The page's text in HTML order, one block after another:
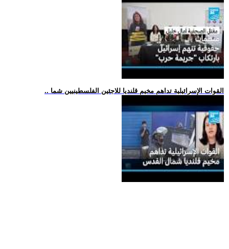
.. القوات الإسرائيلية تداهم مخيم قلنديا للاجئين الفلسطينيين شما